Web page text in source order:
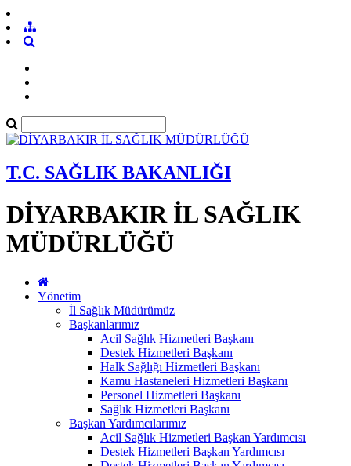
T.C. SAĞLIK BAKANLIĞI
DİYARBAKIR İL SAĞLIK
MÜDÜRLÜĞÜ
Yönetim
İl Sağlık Müdürümüz
Başkanlarımız
Acil Sağlık Hizmetleri Başkanı
Destek Hizmetleri Başkanı
Halk Sağlığı Hizmetleri Başkanı
Kamu Hastaneleri Hizmetleri Başkanı
Personel Hizmetleri Başkanı
Sağlık Hizmetleri Başkanı
Başkan Yardımcılarımız
Acil Sağlık Hizmetleri Başkan Yardımcısı
Destek Hizmetleri Başkan Yardımcısı